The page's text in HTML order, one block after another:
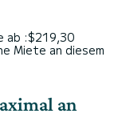
ab :$219,30
Miete an diesem
an